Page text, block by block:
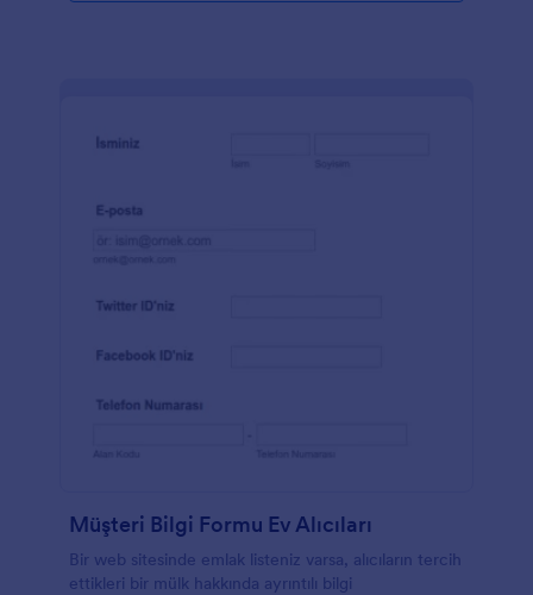
Müşteri Bilgi Formu Ev Alıcıları
Bir web sitesinde emlak listeniz varsa, alıcıların tercih
ettikleri bir mülk hakkında ayrıntılı bilgi